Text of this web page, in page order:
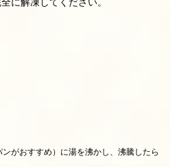
がおすすめ）に湯を沸かし、沸騰したら